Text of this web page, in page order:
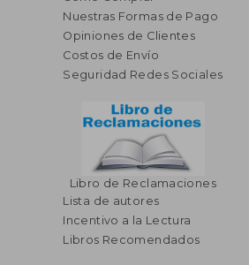
Nuestras Formas de Pago
Opiniones de Clientes
Costos de Envío
Seguridad Redes Sociales
Libro de Reclamaciones
Lista de autores
Incentivo a la Lectura
Libros Recomendados